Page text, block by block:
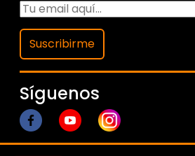
Suscribirme
Síguenos